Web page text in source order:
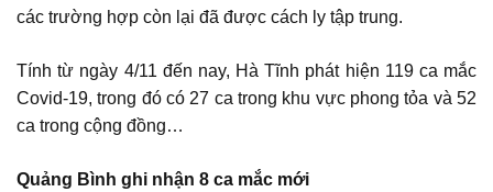
các trường hợp còn lại đã được cách ly tập trung.
Tính từ ngày 4/11 đến nay, Hà Tĩnh phát hiện 119 ca mắc
Covid-19, trong đó có 27 ca trong khu vực phong tỏa và 52
ca trong cộng đồng…
Quảng Bình ghi nhận 8 ca mắc mới